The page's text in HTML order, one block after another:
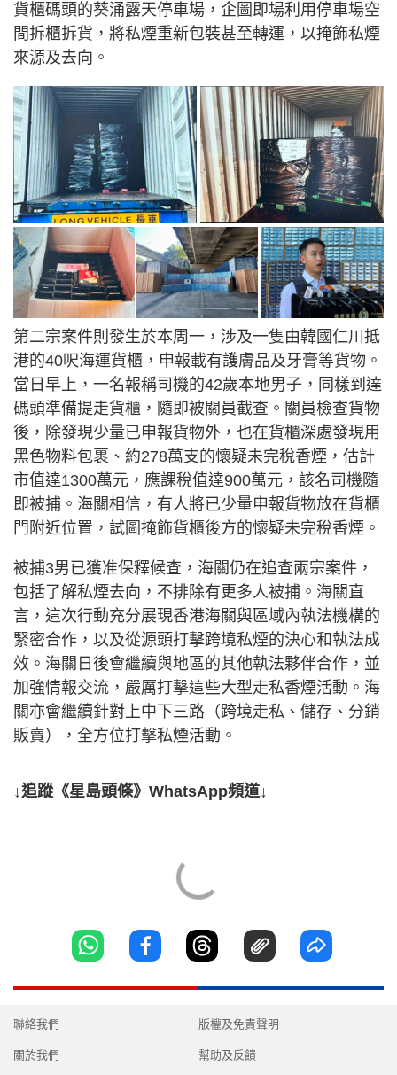
貨櫃碼頭的葵涌露天停車場，企圖即場利用停車場空
間拆櫃拆貨，將私煙重新包裝甚至轉運，以掩飾私煙
來源及去向。
第二宗案件則發生於本周一，涉及一隻由韓國仁川抵
港的40呎海運貨櫃，申報載有護膚品及牙膏等貨物。
當日早上，一名報稱司機的42歲本地男子，同樣到達
碼頭準備提走貨櫃，隨即被關員截查。關員檢查貨物
後，除發現少量已申報貨物外，也在貨櫃深處發現用
黑色物料包裹、約278萬支的懷疑未完稅香煙，估計
市值達1300萬元，應課稅值達900萬元，該名司機隨
即被捕。海關相信，有人將已少量申報貨物放在貨櫃
門附近位置，試圖掩飾貨櫃後方的懷疑未完稅香煙。
被捕3男已獲准保釋候查，海關仍在追查兩宗案件，
包括了解私煙去向，不排除有更多人被捕。海關直
言，這次行動充分展現香港海關與區域內執法機構的
緊密合作，以及從源頭打擊跨境私煙的決心和執法成
效。海關日後會繼續與地區的其他執法夥伴合作，並
加強情報交流，嚴厲打擊這些大型走私香煙活動。海
關亦會繼續針對上中下三路（跨境走私、儲存、分銷
販賣），全方位打擊私煙活動。
↓追蹤《星島頭條》WhatsApp頻道↓
聯絡我們
關於我們
版權及免責聲明
幫助及反饋